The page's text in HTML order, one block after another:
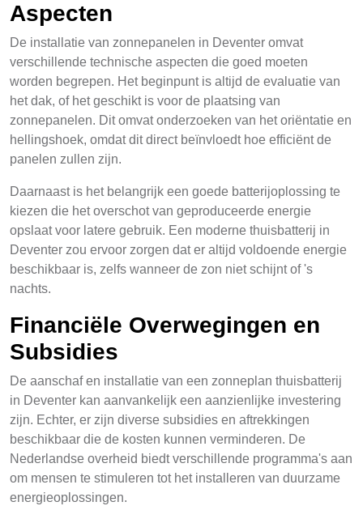
Aspecten
De installatie van zonnepanelen in Deventer omvat
verschillende technische aspecten die goed moeten
worden begrepen. Het beginpunt is altijd de evaluatie van
het dak, of het geschikt is voor de plaatsing van
zonnepanelen. Dit omvat onderzoeken van het oriëntatie en
hellingshoek, omdat dit direct beïnvloedt hoe efficiënt de
panelen zullen zijn.
Daarnaast is het belangrijk een goede batterijoplossing te
kiezen die het overschot van geproduceerde energie
opslaat voor latere gebruik. Een moderne thuisbatterij in
Deventer zou ervoor zorgen dat er altijd voldoende energie
beschikbaar is, zelfs wanneer de zon niet schijnt of 's
nachts.
Financiële Overwegingen en
Subsidies
De aanschaf en installatie van een zonneplan thuisbatterij
in Deventer kan aanvankelijk een aanzienlijke investering
zijn. Echter, er zijn diverse subsidies en aftrekkingen
beschikbaar die de kosten kunnen verminderen. De
Nederlandse overheid biedt verschillende programma's aan
om mensen te stimuleren tot het installeren van duurzame
energieoplossingen.